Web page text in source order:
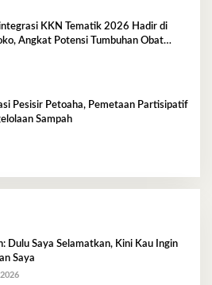
KKN Tematik 2026 Hadir di
Angkat Potensi Tumbuhan Obat
Pesisir Petoaha, Pemetaan Partisipatif
Sampah
Dulu Saya Selamatkan, Kini Kau Ingin
Saya